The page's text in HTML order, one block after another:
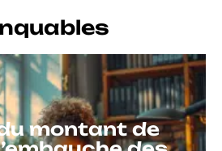
montant de